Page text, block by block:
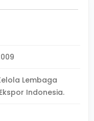
Lembaga
Indonesia.